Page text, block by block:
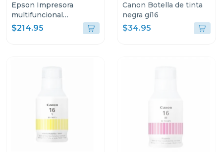
Epson Impresora
multifuncional
inalambrica ecotank
3250
$214.95
Canon Botella de tinta
negra gi16
$34.95